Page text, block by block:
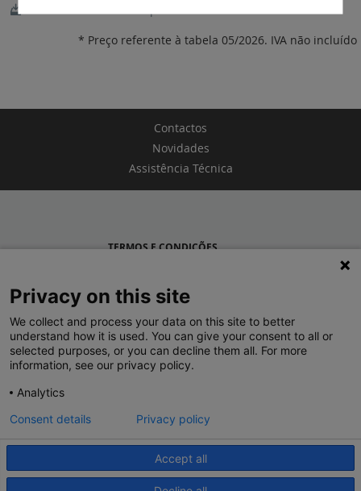
* Preço referente à tabela 05/2026. IVA não incluído
Contactos
Novidades
Assistência Técnica
TERMOS E CONDIÇÕES
LEGRAND PORTUGAL
GRUPO LEGRAND NO MUNDO
© 2020 Legrand. Todos os direitos reservados.
Privacy on this site
We collect and process your data on this site to better
understand how it is used. You can give your consent to all or
selected purposes, or you can decline them all. For more
information, see our privacy policy.
Analytics
Accept all
Consent details Privacy policy